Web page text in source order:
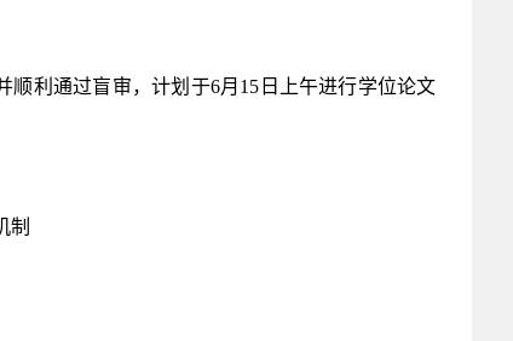
利通过盲审，计划于6月15日上午进行学位论文
制